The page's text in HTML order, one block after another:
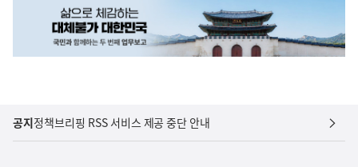
공지정책브리핑 RSS 서비스 제공 중단 안내